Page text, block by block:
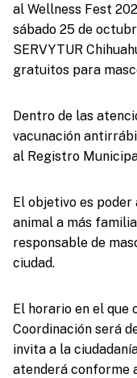
al Wellness Fest
sábado 25 de
SERVYTUR
gratuitos para
Dentro de las
vacunación
al Registro
El objetivo es poder
animal a más
responsable de
ciudad.
El horario en el que
Coordinación será
invita a la
atenderá conforme